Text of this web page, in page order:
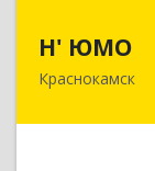
Н' ЮМО
Краснокамск
617060,